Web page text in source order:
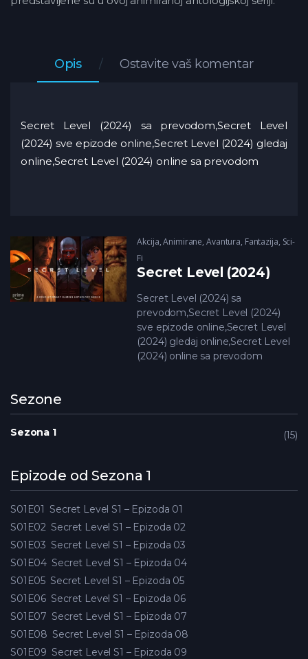
Opis Ostavite vaš komentar
Secret Level (2024) sa prevodom,Secret Level
(2024) sve epizode online,Secret Level (2024) gledaj
online,Secret Level (2024) online sa prevodom
Akcija,Animirane,Avantura, Fantazija, Sci-
Fi
Secret Level (2024)
Secret Level (2024) sa
prevodom,Secret Level (2024)
sve epizode online,Secret Level
(2024) gledaj online,Secret Level
(2024) online sa prevodom
Sezone
Sezona 1 15
Epizode od Sezona 1
S01E01 Secret Level S1 – Epizoda 01
S01E02 Secret Level S1 – Epizoda 02
S01E03 Secret Level S1 – Epizoda 03
S01E04 Secret Level S1 – Epizoda 04
S01E05 Secret Level S1 – Epizoda 05
S01E06 Secret Level S1 – Epizoda 06
S01E07 Secret Level S1 – Epizoda 07
S01E08 Secret Level S1 – Epizoda 08
S01E09 Secret Level S1 – Epizoda 09